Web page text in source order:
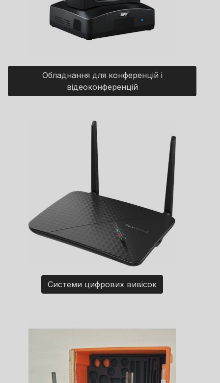
Обладнання для конференцій і
відеоконференцій
Системи цифрових вивісок